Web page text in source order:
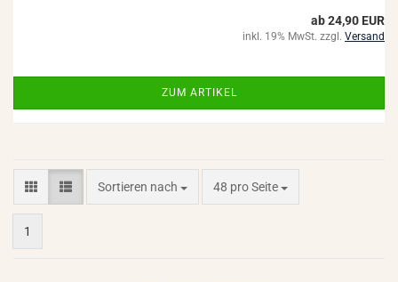
ab 24,90 EUR
inkl. 19% MwSt. zzgl. Versand
ZUM ARTIKEL
Sortieren nach
Sortieren nach 48 pro Seite
pro Seite
1